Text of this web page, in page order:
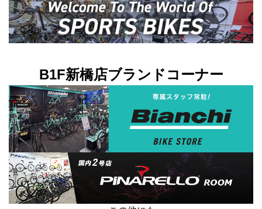
B1F新橋店ブランドコーナー